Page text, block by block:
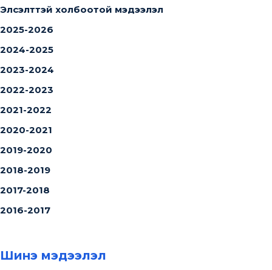
Элсэлттэй холбоотой мэдээлэл
2025-2026
2024-2025
2023-2024
2022-2023
2021-2022
2020-2021
2019-2020
2018-2019
2017-2018
2016-2017
Шинэ мэдээлэл